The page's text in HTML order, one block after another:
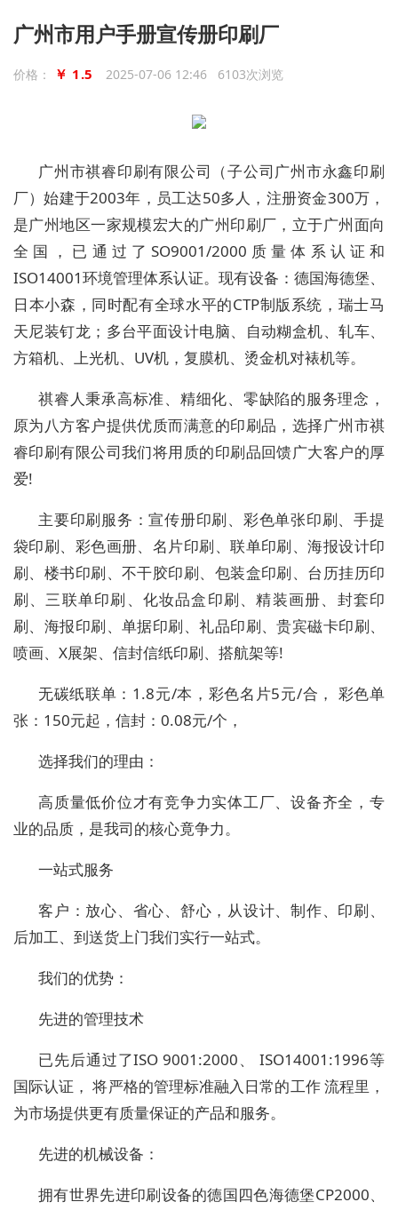
广州市用户手册宣传册印刷厂
价格： ￥ 1.5 2025-07-06 12:46 6103次浏览
广州市祺睿印刷有限公司（子公司广州市永鑫印刷
厂）始建于2003年，员工达50多人，注册资金300万，
是广州地区一家规模宏大的广州印刷厂，立于广州面向
全国，已通过了SO9001/2000质量体系认证和
ISO14001环境管理体系认证。现有设备：德国海德堡、
日本小森，同时配有全球水平的CTP制版系统，瑞士马
天尼装钉龙；多台平面设计电脑、自动糊盒机、轧车、
方箱机、上光机、UV机，复膜机、烫金机对裱机等。
祺睿人秉承高标准、精细化、零缺陷的服务理念，
原为八方客户提供优质而满意的印刷品，选择广州市祺
睿印刷有限公司我们将用质的印刷品回馈广大客户的厚
爱!
主要印刷服务：宣传册印刷、彩色单张印刷、手提
袋印刷、彩色画册、名片印刷、联单印刷、海报设计印
刷、楼书印刷、不干胶印刷、包装盒印刷、台历挂历印
刷、三联单印刷、化妆品盒印刷、精装画册、封套印
刷、海报印刷、单据印刷、礼品印刷、贵宾磁卡印刷、
喷画、X展架、信封信纸印刷、搭航架等!
无碳纸联单：1.8元/本，彩色名片5元/合， 彩色单
张：150元起，信封：0.08元/个，
选择我们的理由：
高质量低价位才有竞争力实体工厂、设备齐全，专
业的品质，是我司的核心竟争力。
一站式服务
客户：放心、省心、舒心，从设计、制作、印刷、
后加工、到送货上门我们实行一站式。
我们的优势：
先进的管理技术
已先后通过了ISO 9001:2000、 ISO14001:1996等
国际认证， 将严格的管理标准融入日常的工作 流程里，
为市场提供更有质量保证的产品和服务。
先进的机械设备：
拥有世界先进印刷设备的德国四色海德堡CP2000、